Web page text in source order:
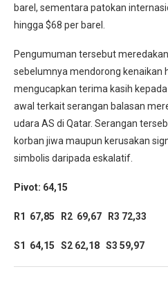
barel, sementara patokan
hingga $68 per barel.
Pengumuman tersebut
sebelumnya mendorong kenaikan
mengucapkan terima kasih
awal terkait serangan balasan
udara AS di Qatar. Serangan
korban jiwa maupun kerusakan
simbolis daripada eskalatif.
Pivot: 64,15
R1 67,85 R2 69,67 R3 72,33
S1 64,15 S2 62,18 S3 59,97